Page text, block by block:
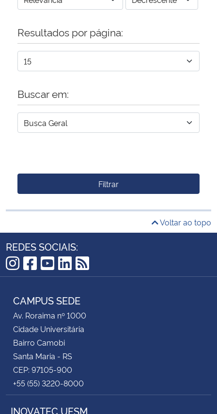
Resultados por página:
Buscar em:
Filtrar
Voltar ao topo
REDES SOCIAIS:
Instagram
Facebook
YouTube
LinkedIn
RSS
CAMPUS SEDE
Av. Roraima nº 1000
Cidade Universitária
Bairro Camobi
Santa Maria - RS
CEP: 97105-900
+55 (55) 3220-8000
INOVATEC UFSM